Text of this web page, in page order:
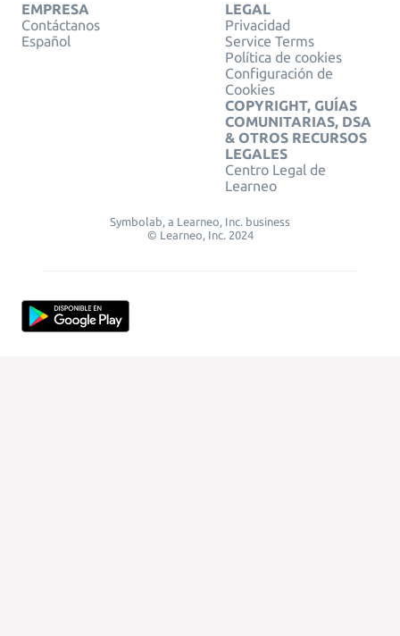
EMPRESA
Contáctanos
Español
LEGAL
Privacidad
Service Terms
Política de cookies
Configuración de
Cookies
COPYRIGHT, GUÍAS
COMUNITARIAS, DSA
& OTROS RECURSOS
LEGALES
Centro Legal de
Learneo
Symbolab, a Learneo, Inc. business
© Learneo, Inc. 2024